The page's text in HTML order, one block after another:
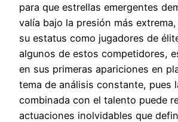
para que estrellas emergentes
valía bajo la presión más
su estatus como jugadores de
algunos de estos competidores,
en sus primeras apariciones en
tema de análisis constante, pues
combinada con el talento puede
actuaciones inolvidables que